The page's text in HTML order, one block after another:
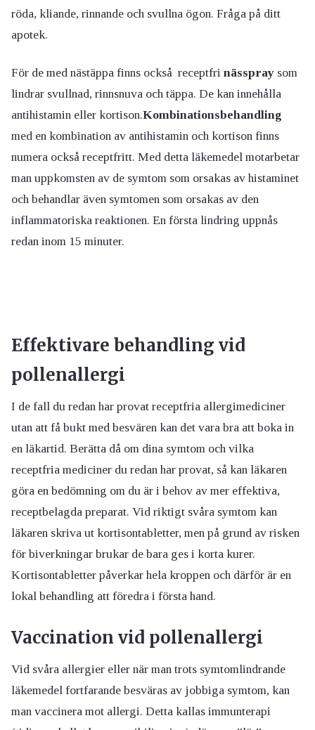
röda, kliande, rinnande och svullna ögon. Fråga på ditt
apotek.
För de med nästäppa finns också receptfri nässpray som
lindrar svullnad, rinnsnuva och täppa. De kan innehålla
antihistamin eller kortison.Kombinationsbehandling
med en kombination av antihistamin och kortison finns
numera också receptfritt. Med detta läkemedel motarbetar
man uppkomsten av de symtom som orsakas av histaminet
och behandlar även symtomen som orsakas av den
inflammatoriska reaktionen. En första lindring uppnås
redan inom 15 minuter.
Effektivare behandling vid
pollenallergi
I de fall du redan har provat receptfria allergimediciner
utan att få bukt med besvären kan det vara bra att boka in
en läkartid. Berätta då om dina symtom och vilka
receptfria mediciner du redan har provat, så kan läkaren
göra en bedömning om du är i behov av mer effektiva,
receptbelagda preparat. Vid riktigt svåra symtom kan
läkaren skriva ut kortisontabletter, men på grund av risken
för biverkningar brukar de bara ges i korta kurer.
Kortisontabletter påverkar hela kroppen och därför är en
lokal behandling att föredra i första hand.
Vaccination vid pollenallergi
Vid svåra allergier eller när man trots symtomlindrande
läkemedel fortfarande besväras av jobbiga symtom, kan
man vaccinera mot allergi. Detta kallas immunterapi